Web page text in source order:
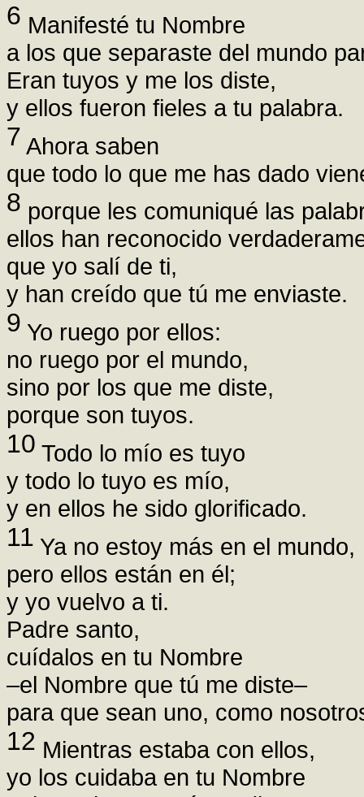
6 Manifesté tu Nombre
a los que separaste del mundo
Eran tuyos y me los diste,
y ellos fueron fieles a tu palabra.
7 Ahora saben
que todo lo que me has dado
8 porque les comuniqué las
ellos han reconocido
que yo salí de ti,
y han creído que tú me enviaste.
9 Yo ruego por ellos:
no ruego por el mundo,
sino por los que me diste,
porque son tuyos.
10 Todo lo mío es tuyo
y todo lo tuyo es mío,
y en ellos he sido glorificado.
11 Ya no estoy más en el mundo,
pero ellos están en él;
y yo vuelvo a ti.
Padre santo,
cuídalos en tu Nombre
–el Nombre que tú me diste–
para que sean uno, como
12 Mientras estaba con ellos,
yo los cuidaba en tu Nombre